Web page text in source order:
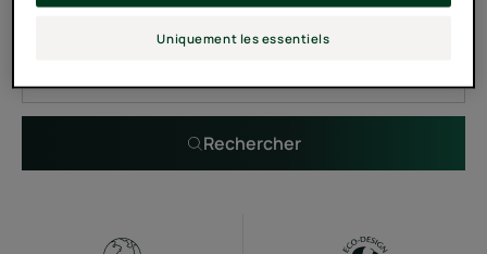
Rechercher
Uniquement les essentiels